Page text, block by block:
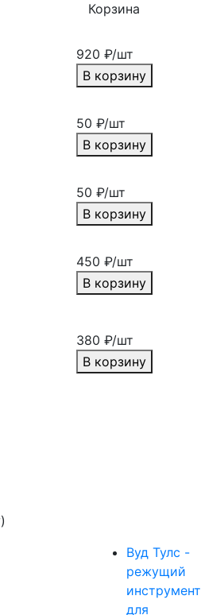
Корзина
920 ₽/шт
В корзину
50 ₽/шт
В корзину
50 ₽/шт
В корзину
450 ₽/шт
В корзину
380 ₽/шт
В корзину
Вуд Тулс -
режущий
инструмент
для